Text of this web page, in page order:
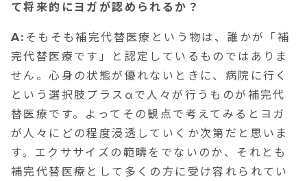
て将来的にヨガが認められるか？
A: そもそも補完代替医療という物は、誰かが「補
完代替医療です」と認定しているものではありま
せん。心身の状態が優れないときに、病院に行く
という選択肢プラスαで人々が行うものが補完代
替医療です。よってその観点で考えてみるとヨガ
が人々にどの程度浸透していくか次第だと思いま
す。エクササイズの範疇をでないのか、それとも
補完代替医療として多くの方に受け容れられてい